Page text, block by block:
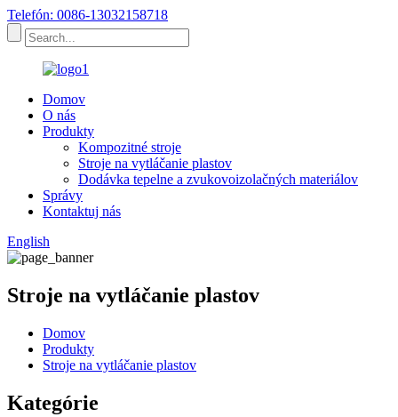
Telefón: 0086-13032158718
Domov
O nás
Produkty
Kompozitné stroje
Stroje na vytláčanie plastov
Dodávka tepelne a zvukovoizolačných materiálov
Správy
Kontaktuj nás
English
Stroje na vytláčanie plastov
Domov
Produkty
Stroje na vytláčanie plastov
Kategórie